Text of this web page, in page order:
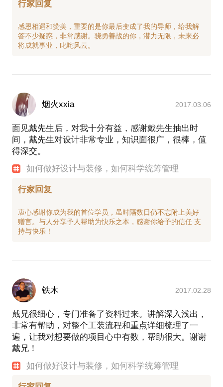
行家回复
感恩相遇和赞美，重要的是你最后变成了我的导师，给我解
答不少疑惑，非常感谢。骁勇善战的你，潜力无限，未来必
烟火xxia 2017.03.06
面见戴先生后，对我十分有益，感谢戴先生抽出时
间，戴先生对设计非常专业，知识面很广，很棒，值
得深交。
如何做好设计与装修，如何科学统筹管理
行家回复
衷心感谢你成为我的首位学员，虽时隔数日仍不忘附上美好
赠言。与人分享予人帮助为快乐之本，感谢你给予的信任 支
铁木 2017.02.28
戴兄很细心，专门准备了资料过来。讲解深入浅出，
非常有帮助，对整个工装流程和重点详细梳理了一
遍，让我对想要做的项目心中有数，帮助很大。谢谢
戴兄！
如何做好设计与装修，如何科学统筹管理